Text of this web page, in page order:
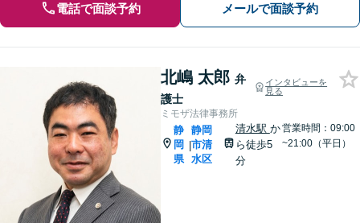
電話で面談予約 メールで面談予約
北嶋 太郎 弁
護士
インタビューを
見る
ミモザ法律事務所
静
岡
県
|
静岡
市清
水区
清水駅 か
ら徒歩5
分
営業時間：09:00
~21:00（平日）